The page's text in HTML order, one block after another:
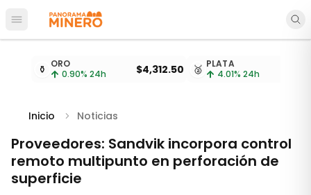
Abrir menú principal
Cotizaciones de metales actualizadas cada 15
⚱️ ORO
0.90% 24h $4,312.50 🥈 PLATA
4.01% 24h
Inicio Noticias
Proveedores: Sandvik incorpora control
remoto multipunto en perforación de
superficie